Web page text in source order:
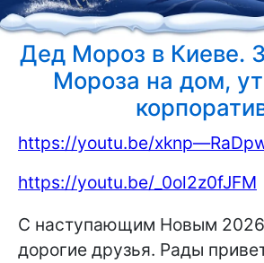
Дед Мороз в Киеве.
Мороза на дом,
https://youtu.be/
https://youtu.be/_0ol2z0fJFM
С наступающим Новым
дорогие друзья. Рады